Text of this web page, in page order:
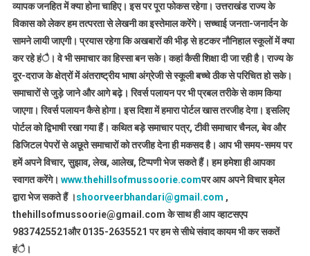
व्यापक जनहित में क्या होना चाहिए। इस पर पूरा फोकस रहेगा। उत्तराखंड राज्य के
विकास को लेकर हम तत्परता से लेखनी का इस्तेमाल करेंगे। सच्चाई जनता-जनार्दन के
सामने लायी जाएगी। प्रयास रहेगा कि अखबारों की भीड़ से हटकर नौनिहाल स्कूलों में क्या
कर रहे हंै। वे भी समाचार का हिस्सा बन सके। कहां कैसी शिक्षा दी जा रही है। राज्य के
दूर-दराज के क्षेत्रों में अंतराष्ट्रीय भाषा अंग्रेजी से स्कूली बच्चे ठीक से परिचित हो सके।
समाचारों से जुड़े जाने और आगे बढ़े। रिवर्स पलायन पर भी प्रबल तरीके से काम किया
जाएगा। रिवर्स पलायन कैसे होगा। इस दिशा में हमारा पोर्टल खास तरजीह देगा। इसलिए
पोर्टल को द्विभाषी रखा गया हैं। कथित बड़े समाचार पत्र, टीवी समाचार चैनल, बेव और
डिजिटल पेपरों से अछूते समाचारों को तरजीह देना ही मकसद है। आप भी समय-समय पर
हमें अपने विचार, सुझाव, लेख, आलेख, टिप्पणी भेज सकते हैं। हम हमेशा ही आपका
स्वागत करेंगे। www.thehillsofmussoorie.comपर आप अपने विचार इमेल
द्वारा भेज सकते हैं ।shoorveerbhandari@gmail.com ,
thehillsofmussoorie@gmail.com के साथ ही आप व्हाटसएप
9837425521और 0135-2635521 पर हम से सीधे संवाद कायम भी कर सकतें
हंै।